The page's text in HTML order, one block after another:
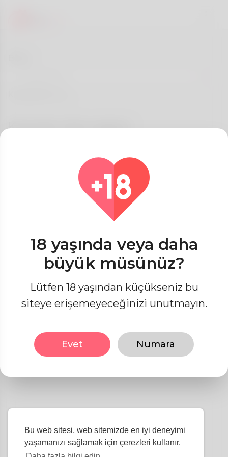
Bu web sitesi, web sitemizde en iyi deneyimi
yaşamanızı sağlamak için çerezleri kullanır.
18 yaşında veya daha
büyük müsünüz?
Lütfen 18 yaşından küçükseniz bu
siteye erişemeyeceğinizi unutmayın.
Evet Numara
Konular size uygun
Makale bulunamadı